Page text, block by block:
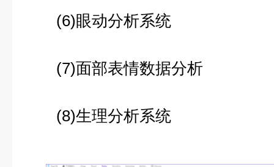
(6)眼动分析系统
(7)面部表情数据分析
(8)生理分析系统